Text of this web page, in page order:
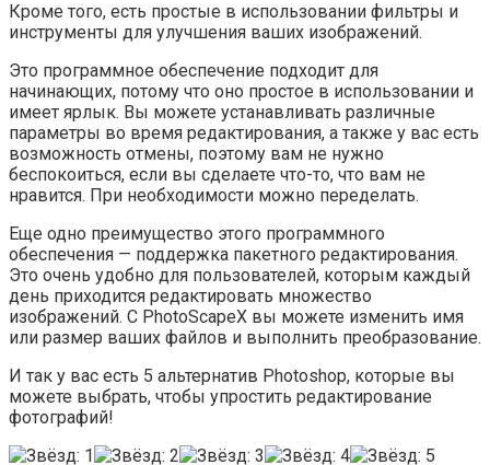
Кроме того, есть простые в использовании фильтры и
инструменты для улучшения ваших изображений.
Это программное обеспечение подходит для
начинающих, потому что оно простое в использовании и
имеет ярлык. Вы можете устанавливать различные
параметры во время редактирования, а также у вас есть
возможность отмены, поэтому вам не нужно
беспокоиться, если вы сделаете что-то, что вам не
нравится. При необходимости можно переделать.
Еще одно преимущество этого программного
обеспечения — поддержка пакетного редактирования.
Это очень удобно для пользователей, которым каждый
день приходится редактировать множество
изображений. С PhotoScapeX вы можете изменить имя
или размер ваших файлов и выполнить преобразование.
И так у вас есть 5 альтернатив Photoshop, которые вы
можете выбрать, чтобы упростить редактирование
фотографий!